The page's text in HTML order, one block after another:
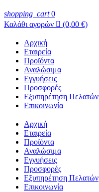
shopping_cart 0
Καλάθι αγορών  (0,00 €)
Αρχική
Εταιρεία
Προϊόντα
Αναλώσιμα
Εγγυήσεις
Προσφορές
Εξυπηρέτηση Πελατών
Επικοινωνία
Αρχική
Εταιρεία
Προϊόντα
Αναλώσιμα
Εγγυήσεις
Προσφορές
Εξυπηρέτηση Πελατών
Επικοινωνία